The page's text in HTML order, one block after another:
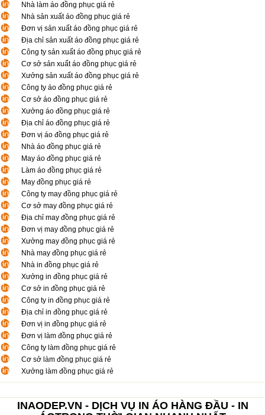
Nhà làm áo đồng phục giá rẻ
Nhà sản xuất áo đồng phục giá rẻ
Đơn vị sản xuất áo đồng phục giá rẻ
Địa chỉ sản xuất áo đồng phục giá rẻ
Công ty sản xuất áo đồng phục giá rẻ
Cơ sở sản xuất áo đồng phục giá rẻ
Xưởng sản xuất áo đồng phục giá rẻ
Công ty áo đồng phục giá rẻ
Cơ sở áo đồng phục giá rẻ
Xưởng áo đồng phục giá rẻ
Địa chỉ áo đồng phục giá rẻ
Đơn vị áo đồng phục giá rẻ
Nhà áo đồng phục giá rẻ
May áo đồng phục giá rẻ
Làm áo đồng phục giá rẻ
May đồng phục giá rẻ
Công ty may đồng phục giá rẻ
Cơ sở may đồng phục giá rẻ
Địa chỉ may đồng phục giá rẻ
Đơn vị may đồng phục giá rẻ
Xưởng may đồng phục giá rẻ
Nhà may đồng phục giá rẻ
Nhà in đồng phục giá rẻ
Xưởng in đồng phục giá rẻ
Cơ sở in đồng phục giá rẻ
Công ty in đồng phục giá rẻ
Địa chỉ in đồng phục giá rẻ
Đơn vị in đồng phục giá rẻ
Đơn vị làm đồng phục giá rẻ
Công ty làm đồng phục giá rẻ
Cơ sở làm đồng phục giá rẻ
Xưởng làm đồng phục giá rẻ
INAODEP.VN - DỊCH VỤ IN ÁO HÀNG ĐẦU - IN